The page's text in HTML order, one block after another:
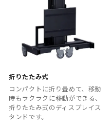
折りたたみ式
コンパクトに折り畳めて、移動
時もラクラクに移動ができる、
折りたたみ式のディスプレイス
タンドです。